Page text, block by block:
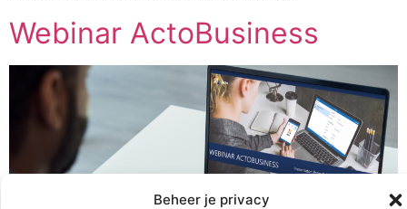
Beheer je privacy
Webinar ActoBusiness